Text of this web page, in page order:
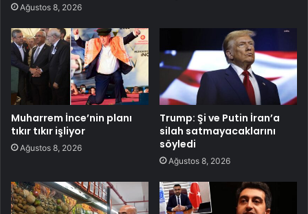
Ağustos 8, 2026
Muharrem İnce’nin planı
tıkır tıkır işliyor
Ağustos 8, 2026
Trump: Şi ve Putin İran’a
silah satmayacaklarını
söyledi
Ağustos 8, 2026